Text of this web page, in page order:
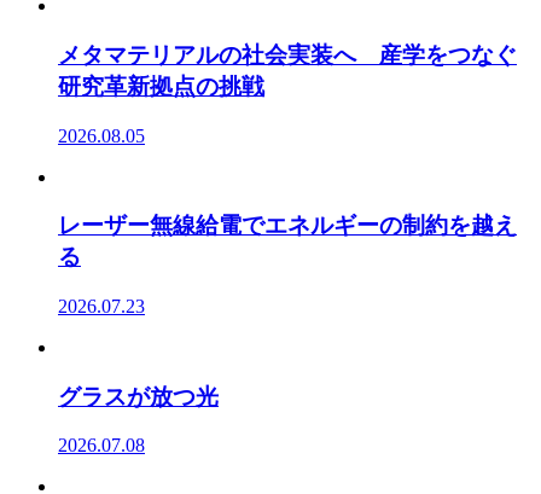
メタマテリアルの社会実装へ 産学をつなぐ
研究革新拠点の挑戦
2026.08.05
レーザー無線給電でエネルギーの制約を越え
る
2026.07.23
グラスが放つ光
2026.07.08